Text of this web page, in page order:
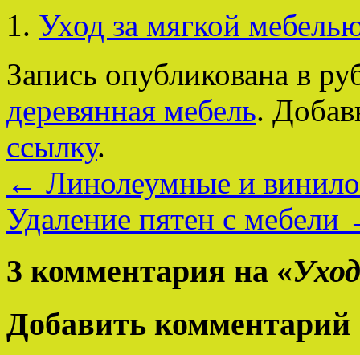
Уход за мягкой
Запись опубликована в
деревянная мебель.
ссылку.
← Линолеумные и
Удаление пятен с мебели
3 комментария на «
Добавить комментарий